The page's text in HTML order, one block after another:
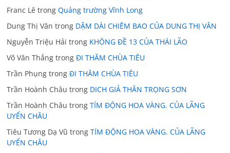
Franc Lê trongQuảng trường Vĩnh Long
Dung Thị Vân trong DẶM DÀI CHIÊM BAO CỦA DUNG THỊ VÂN
Nguyễn Triệu Hải trong KHÔNG ĐỀ 13 CỦA THÁI LÃO
Võ Văn Thắng trongĐI THĂM CHÙA TIÊU
Trần Phụng trongĐI THĂM CHÙA TIÊU
Trần Hoành Châu trong DICH GIẢ THÂN TRỌNG SƠN
Trần Hoành Châu trongTÍM ĐỘNG HOA VÀNG. CỦA LÃNG
UYỂN CHÂU
Tiêu Tương Dạ Vũ trongTÍM ĐỘNG HOA VÀNG. CỦA LÃNG
UYỂN CHÂU